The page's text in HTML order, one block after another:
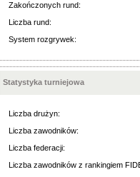
Zakończonych rund:
Liczba rund:
System rozgrywek:
Statystyka turniejowa
Liczba drużyn:
Liczba zawodników:
Liczba federacji:
Liczba zawodników z rankingiem